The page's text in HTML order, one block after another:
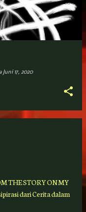
Juni 17, 2020
THE STORY ON MY
dari Cerita dalam